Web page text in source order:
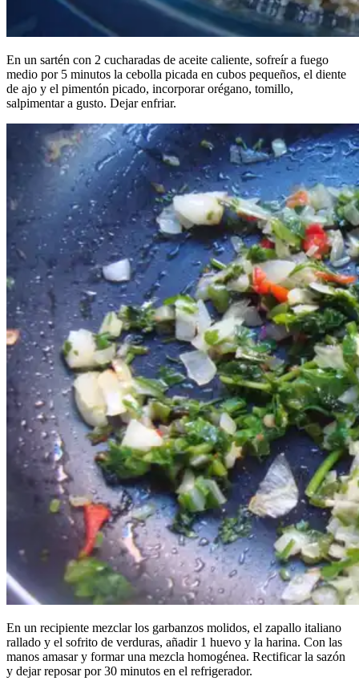
En un sartén con 2 cucharadas de aceite caliente, sofreír a fuego
medio por 5 minutos la cebolla picada en cubos pequeños, el diente
de ajo y el pimentón picado, incorporar orégano, tomillo,
salpimentar a gusto. Dejar enfriar.
En un recipiente mezclar los garbanzos molidos, el zapallo italiano
rallado y el sofrito de verduras, añadir 1 huevo y la harina. Con las
manos amasar y formar una mezcla homogénea. Rectificar la sazón
y dejar reposar por 30 minutos en el refrigerador.